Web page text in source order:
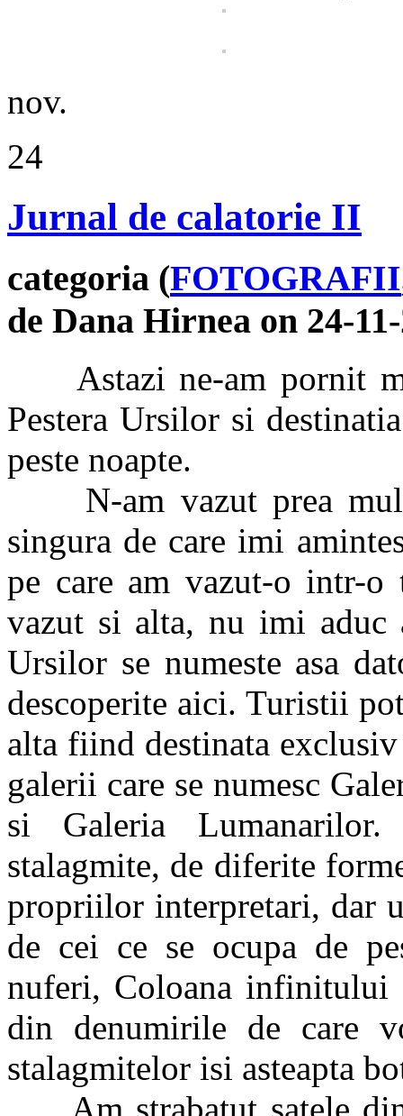
nov.
24
Jurnal de calatorie II
categoria (FOTOGRAFII
de Dana Hirnea on 24-
Astazi ne-am pornit
Pestera Ursilor si
peste noapte.
N-am vazut prea
singura de care imi
pe care am vazut-o intr-o
vazut si alta, nu imi aduc
Ursilor se numeste asa
descoperite aici. Turistii
alta fiind destinata
galerii care se numesc
si Galeria
stalagmite, de diferite
propriilor interpretari, dar
de cei ce se ocupa de
nuferi, Coloana infinitului
din denumirile de care
stalagmitelor isi asteapta